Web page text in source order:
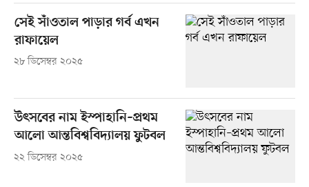
সেই সাঁওতাল পাড়ার গর্ব এখন
রাফায়েল
২৮ ডিসেম্বর ২০২৫
উৎসবের নাম ইস্পাহানি–প্রথম
আলো আন্তবিশ্ববিদ্যালয় ফুটবল
২২ ডিসেম্বর ২০২৫